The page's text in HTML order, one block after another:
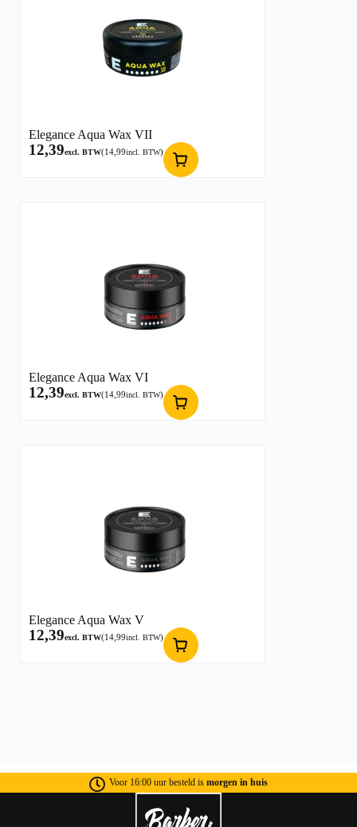
Elegance Aqua Wax VII
12,39excl. BTW(14,99incl. BTW)
Elegance Aqua Wax VI
12,39excl. BTW(14,99incl. BTW)
Elegance Aqua Wax V
12,39excl. BTW(14,99incl. BTW)
Voor 16:00 uur besteld is morgen in huis